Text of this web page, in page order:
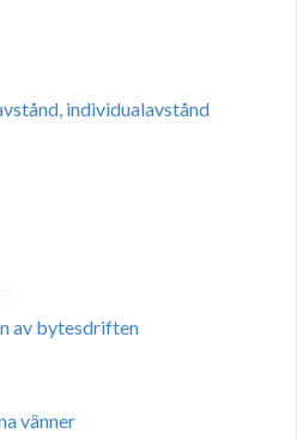
individualavstånd
av bytesdriften
vänner